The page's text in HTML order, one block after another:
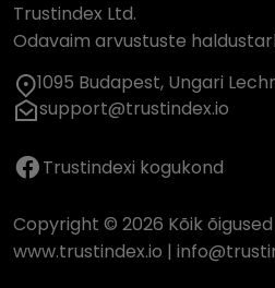
Trustindex Ltd.
Odavaim arvustuste
1095 Budapest, Ungari
support@trustindex.io
Trustindexi kogukond
Copyright © 2026 Kõik
www.trustindex.io |